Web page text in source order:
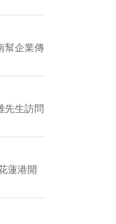
幫企業傳
先生訪問
蓮港開